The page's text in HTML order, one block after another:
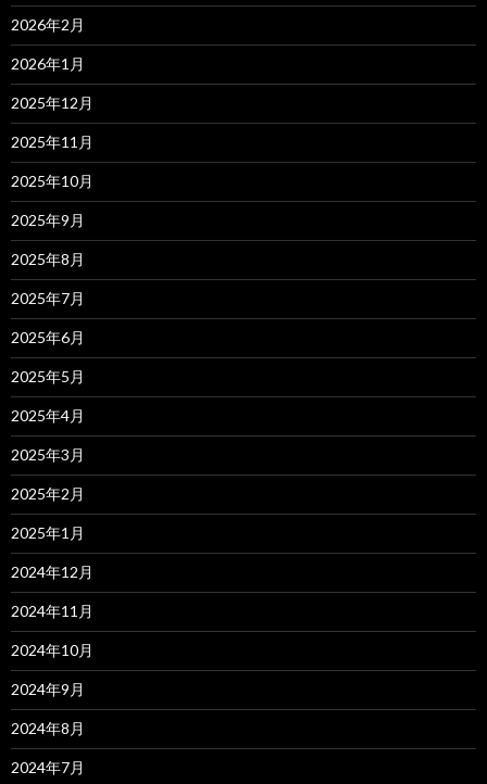
2026年2月
2026年1月
2025年12月
2025年11月
2025年10月
2025年9月
2025年8月
2025年7月
2025年6月
2025年5月
2025年4月
2025年3月
2025年2月
2025年1月
2024年12月
2024年11月
2024年10月
2024年9月
2024年8月
2024年7月